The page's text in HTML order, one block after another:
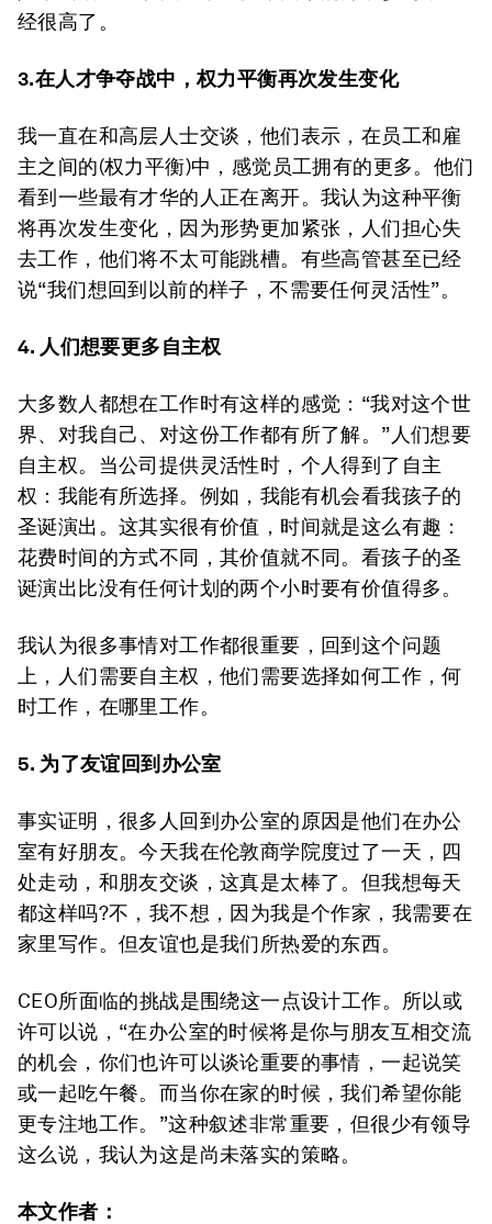
经很高了。
3.在人才争夺战中，权力平衡再次发生变化
我一直在和高层人士交谈，他们表示，在员工和雇
主之间的(权力平衡)中，感觉员工拥有的更多。他们
看到一些最有才华的人正在离开。我认为这种平衡
将再次发生变化，因为形势更加紧张，人们担心失
去工作，他们将不太可能跳槽。有些高管甚至已经
说“我们想回到以前的样子，不需要任何灵活性”。
4. 人们想要更多自主权
大多数人都想在工作时有这样的感觉：“我对这个世
界、对我自己、对这份工作都有所了解。”人们想要
自主权。当公司提供灵活性时，个人得到了自主
权：我能有所选择。例如，我能有机会看我孩子的
圣诞演出。这其实很有价值，时间就是这么有趣：
花费时间的方式不同，其价值就不同。看孩子的圣
诞演出比没有任何计划的两个小时要有价值得多。
我认为很多事情对工作都很重要，回到这个问题
上，人们需要自主权，他们需要选择如何工作，何
时工作，在哪里工作。
5. 为了友谊回到办公室
事实证明，很多人回到办公室的原因是他们在办公
室有好朋友。今天我在伦敦商学院度过了一天，四
处走动，和朋友交谈，这真是太棒了。但我想每天
都这样吗?不，我不想，因为我是个作家，我需要在
家里写作。但友谊也是我们所热爱的东西。
CEO所面临的挑战是围绕这一点设计工作。所以或
许可以说，“在办公室的时候将是你与朋友互相交流
的机会，你们也许可以谈论重要的事情，一起说笑
或一起吃午餐。而当你在家的时候，我们希望你能
更专注地工作。”这种叙述非常重要，但很少有领导
这么说，我认为这是尚未落实的策略。
本文作者：